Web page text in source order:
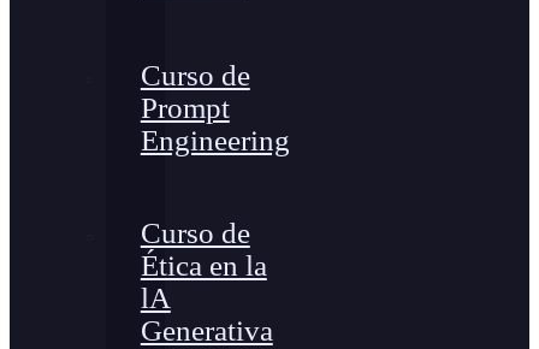
Curso de
Prompt
Engineering
Curso de
Ética en la
lA
Generativa